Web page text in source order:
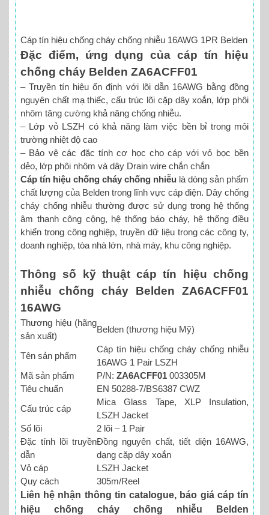
Cáp tín hiệu chống cháy chống nhiễu 16AWG 1PR Belden
Đặc điểm, ứng dụng của cáp tín hiệu
chống cháy Belden ZA6ACFF01
– Truyền tín hiệu ổn định với lõi dẫn 16AWG bằng đồng
nguyên chất mạ thiếc, cấu trúc lõi cặp dây xoắn, lớp phôi
nhôm tăng cường khả năng chống nhiễu.
– Lớp vỏ LSZH có khả năng làm việc bền bỉ trong môi
trường nhiệt độ cao
– Bảo vệ các đặc tính cơ học cho cáp với vỏ bọc bền
dẻo, lớp phôi nhôm và dây Drain wire chắn chắn
Cáp tín hiệu chống cháy chống nhiễu là dòng sản phẩm
chất lượng của Belden trong lĩnh vực cáp điện. Dây chống
cháy chống nhiễu thường được sử dụng trong hệ thống
âm thanh công cộng, hệ thống báo cháy, hệ thống điều
khiển trong công nghiệp, truyền dữ liệu trong các công ty,
doanh nghiệp, tòa nhà lớn, nhà máy, khu công nghiệp.
Thông số kỹ thuật cáp tín hiệu chống
nhiễu chống cháy Belden ZA6ACFF01
16AWG
Thương hiệu (hãng
sản xuất)
Belden (thương hiệu Mỹ)
Tên sản phẩm
Cáp tín hiệu chống cháy chống nhiễu
16AWG 1 Pair LSZH
Mã sản phẩm
P/N: ZA6ACFF01 003305M
Tiêu chuẩn
EN 50288-7/BS6387 CWZ
Cấu trúc cáp
Mica Glass Tape, XLP Insulation,
LSZH Jacket
Số lõi
2 lõi – 1 Pair
Đặc tính lõi truyền
dẫn
Đồng nguyên chất, tiết diện 16AWG,
dạng cặp dây xoắn
Vỏ cáp
LSZH Jacket
Quy cách
305m/Reel
Liên hệ nhận thông tin catalogue, báo giá cáp tín
hiệu chống cháy chống nhiễu Belden